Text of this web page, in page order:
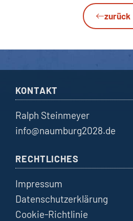
zurück
KONTAKT
Ralph Steinmeyer
info@naumburg2028.de
RECHTLICHES
Impressum
Datenschutzerklärung
Cookie-Richtlinie